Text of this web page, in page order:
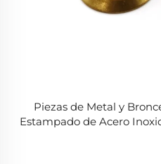
Piezas de Metal y
Estampado de Acero